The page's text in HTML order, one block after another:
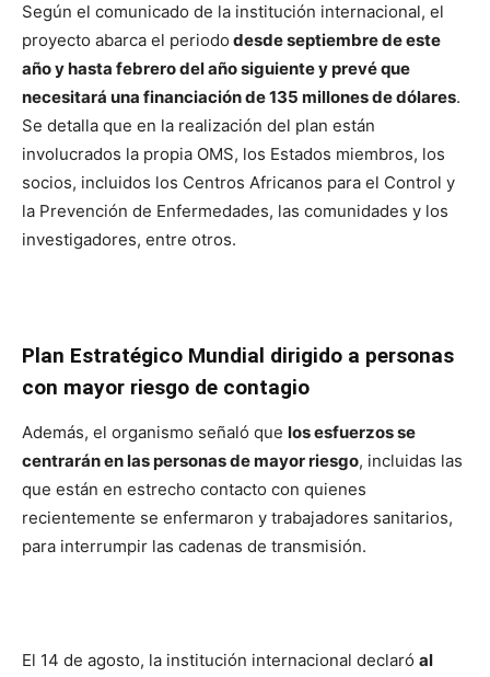
Según el comunicado de la institución internacional, el
proyecto abarca el periodo desde septiembre de este
año y hasta febrero del año siguiente y prevé que
necesitará una financiación de 135 millones de dólares.
Se detalla que en la realización del plan están
involucrados la propia OMS, los Estados miembros, los
socios, incluidos los Centros Africanos para el Control y
la Prevención de Enfermedades, las comunidades y los
investigadores, entre otros.
Plan Estratégico Mundial dirigido a personas
con mayor riesgo de contagio
Además, el organismo señaló que los esfuerzos se
centrarán en las personas de mayor riesgo, incluidas las
que están en estrecho contacto con quienes
recientemente se enfermaron y trabajadores sanitarios,
para interrumpir las cadenas de transmisión.
El 14 de agosto, la institución internacional declaró al